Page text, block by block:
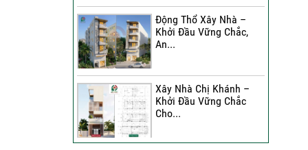
Xây Nhà Phố Hẻm Nhỏ |
Anh Duy Đánh Giá Như
30 Ngày Thay Áo Mới | Chị
Kim Nhận Xét Như Thế
Nào?
Động Thổ Xây Nhà –
Khởi Đầu Vững Chắc,
An...
Xây Nhà Chị Khánh –
Khởi Đầu Vững Chắc
Cho...